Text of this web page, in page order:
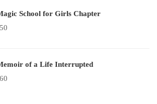
School for Girls Chapter
of a Life Interrupted